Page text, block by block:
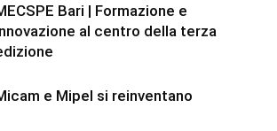
Bari | Formazione e
al centro della terza
e Mipel si reinventano